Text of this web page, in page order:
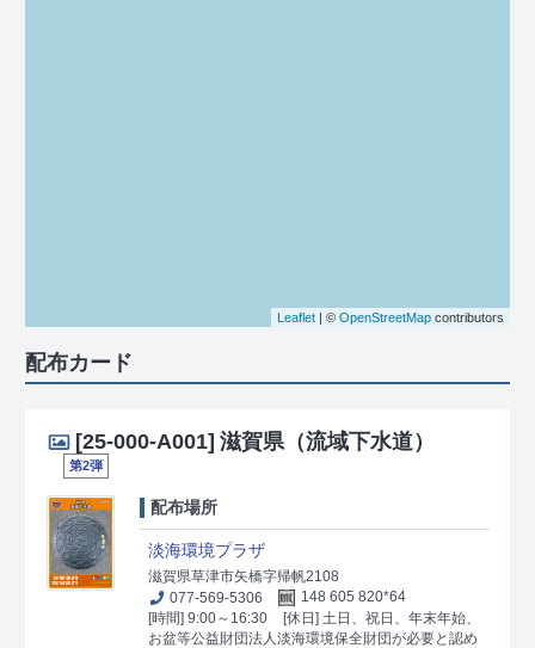
Leaflet | © OpenStreetMap contributors
配布カード
[25-000-A001] 滋賀県（流域下水道）
第2弾
配布場所
淡海環境プラザ
滋賀県草津市矢橋字帰帆2108
077-569-5306
148 605 820*64
[時間] 9:00～16:30
[休日] 土日、祝日、年末年始、
お盆等公益財団法人淡海環境保全財団が必要と認め